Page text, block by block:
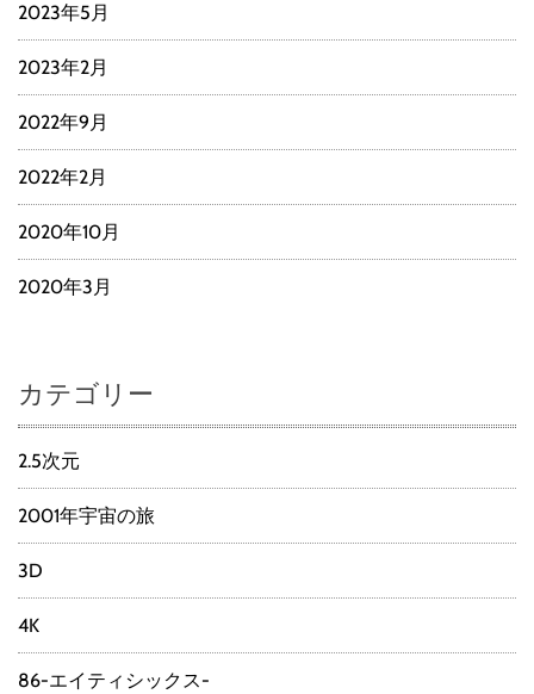
2023年5月
2023年2月
2022年9月
2022年2月
2020年10月
2020年3月
カテゴリー
2.5次元
2001年宇宙の旅
3D
4K
86-エイティシックス-